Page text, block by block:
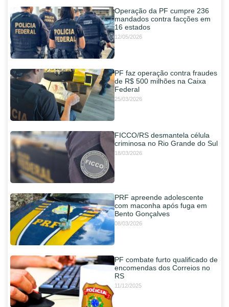
Operação da PF cumpre 236
mandados contra facções em
16 estados
12/05/2026
PF faz operação contra fraudes
de R$ 500 milhões na Caixa
Federal
25/03/2026
FICCO/RS desmantela célula
criminosa no Rio Grande do Sul
18/03/2026
PRF apreende adolescente
com maconha após fuga em
Bento Gonçalves
08/03/2026
PF combate furto qualificado de
encomendas dos Correios no
RS
11/12/2025